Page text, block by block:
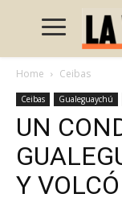
Home Ceibas
Ceibas Gualeguaychú
UN
Y